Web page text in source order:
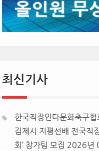
최신기사
한국직장인다문화축구협
김제시 지평선배 전국직
회’ 참가팀 모집 2026년